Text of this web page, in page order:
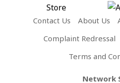
Contact Us About Us
Complaint Redressal
Terms and
Network